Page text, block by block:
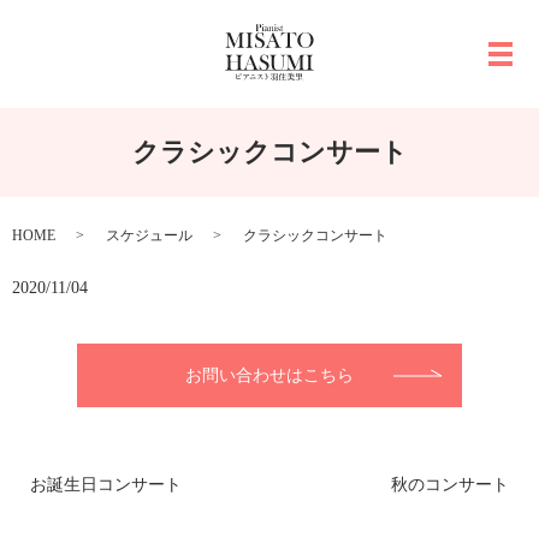
メ
クラシックコンサート
HOME スケジュール クラシックコンサート
2020/11/04
お問い合わせはこちら
お誕生日コンサート 秋のコンサート